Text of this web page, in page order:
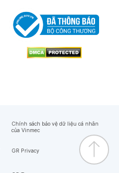
Chính sách bảo vệ dữ liệu cá nhân
của Vinmec
GR Privacy